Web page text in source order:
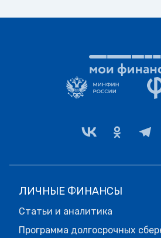
ЛИЧНЫЕ ФИНАНСЫ
Статьи и аналитика
Программа долгосрочных